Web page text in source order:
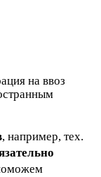
на ввоз
, например, тех.